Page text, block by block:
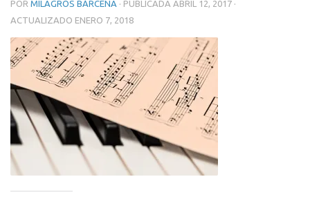
POR MILAGROS BÁRCENA · PUBLICADA ABRIL 12, 2017 ·
ACTUALIZADO ENERO 7, 2018